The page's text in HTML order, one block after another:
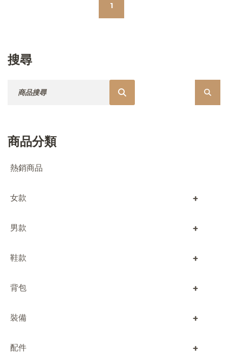
1
搜尋
商品分類
熱銷商品
女款 +
男款 +
鞋款 +
背包 +
裝備 +
配件 +